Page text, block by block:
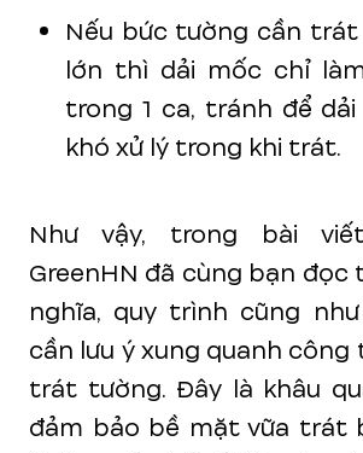
Nếu bức tường cần
lớn thì dải mốc chỉ
trong 1 ca, tránh để
khó xử lý trong khi trát.
Như vậy, trong bài
GreenHN đã cùng bạn đọc
nghĩa, quy trình cũng
cần lưu ý xung quanh
trát tường. Đây là khâu
đảm bảo bề mặt vữa trát